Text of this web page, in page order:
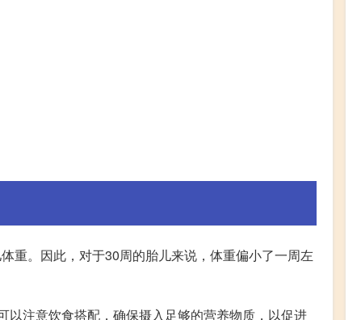
重。因此，对于30周的胎儿来说，体重偏小了一周左
注意饮食搭配，确保摄入足够的营养物质，以促进